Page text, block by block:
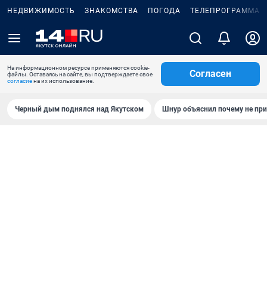
НЕДВИЖИМОСТЬ ЗНАКОМСТВА ПОГОДА ТЕЛЕПРОГРАММА
На информационном ресурсе применяются cookie-
файлы. Оставаясь на сайте, вы подтверждаете свое
согласиена их использование.
Согласен
Черный дым поднялся над Якутском Шнур объяснил почему не